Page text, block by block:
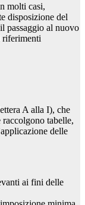
molti casi,
disposizione del
passaggio al nuovo
riferimenti
A alla I), che
tabelle,
delle
ai fini delle